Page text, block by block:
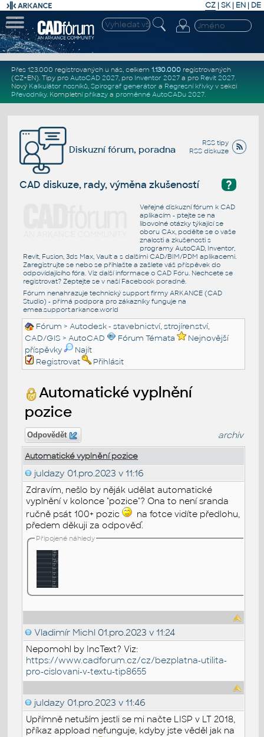
CZ | SK| EN | DE
Přes 123.000 registrovaných u nás, celkem 1.130.000registrovaných
(CZ+EN). Tipy pro AutoCAD 2027, pro Inventor 2027a pro Revit 2027.
Nový Kalkulátor nosníků, Spirograf generátor a Regresní křivkyv sekci
Převodníky. Kompletní příkazya proměnné AutoCADu 2027.
RSS tipy
RSS diskuze
Diskuzní fórum, poradna
?
CAD diskuze, rady, výměna zkušeností
Veřejné diskuzní fórum k CAD
aplikacím - ptejte se na
libovolné otázky týkající se
oboru CAx, podělte se o vaše
znalosti a zkušenosti s
programy AutoCAD, Inventor,
Revit, Fusion, 3ds Max, Vault a s dalšími CAD/BIM/PDM aplikacemi.
Zaregistrujte se nebo se přihlašte a zašlete váš příspěvek do
odpovídajícího fóra. Viz další informace o CAD Fóru. Nechcete se
registrovat? Zeptejte se v naší Facebook poradně.
Fórum nenahrazuje technický support firmy ARKANCE (CAD
Studio) - přímá podpora pro zákazníky funguje na
emea.support.arkance.world
Fórum >Autodesk - stavebnictví, strojírenství,
CAD/GIS >AutoCAD Fórum Témata
Nejnovější
příspěvky
Najít
Registrovat
Přihlásit
Automatické vyplnění
pozice
Odpovědět archiv
Automatické vyplnění pozice
juldazy 01.pro.2023 v 11:16
Zdravím, nešlo by něják udělat automatické
vyplnění v kolonce "pozice"? Ona to není sranda
ručně psát 100+ pozic
na fotce vidíte předlohu,
předem děkuji za odpověď.
Připojené náhledy
Vladimír Michl 01.pro.2023 v 11:24
Nepomohl by IncText? Viz:
https://www.cadforum.cz/cz/bezplatna-utilita-
pro-cislovani-v-textu-tip8655
juldazy 01.pro.2023 v 11:46
Upřímně netuším jestli se mi načte LISP v LT 2018,
příkaz appload nefunguje, kdyby jste věděl jak na